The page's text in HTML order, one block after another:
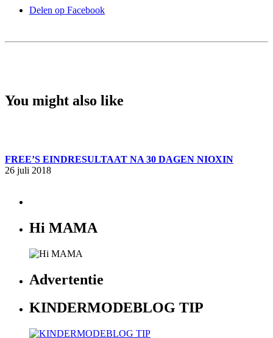
Delen op Facebook
You might also like
FREE’S EINDRESULTAAT NA 30 DAGEN NIOXIN
26 juli 2018
Hi MAMA
Advertentie
KINDERMODEBLOG TIP